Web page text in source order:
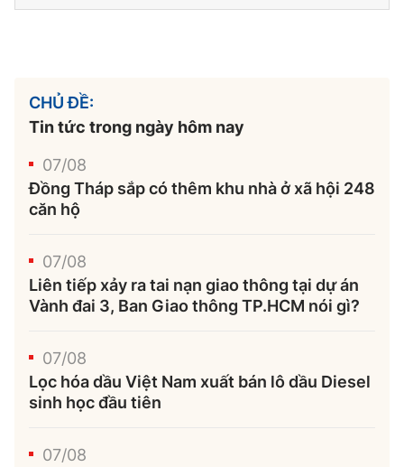
CHỦ ĐỀ:
Tin tức trong ngày hôm nay
07/08
Đồng Tháp sắp có thêm khu nhà ở xã hội 248
căn hộ
07/08
Liên tiếp xảy ra tai nạn giao thông tại dự án
Vành đai 3, Ban Giao thông TP.HCM nói gì?
07/08
Lọc hóa dầu Việt Nam xuất bán lô dầu Diesel
sinh học đầu tiên
07/08